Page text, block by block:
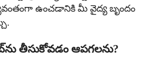
ఉంచడానికి మీ వైద్య బృందం
తీసుకోవడం ఆపగలను?